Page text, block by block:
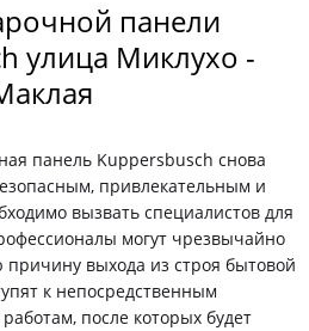
панели
улица Миклухо -
панель Kuppersbusch снова
привлекательным и
вызвать специалистов для
могут чрезвычайно
причину выхода из строя бытовой
к непосредственным
после которых будет